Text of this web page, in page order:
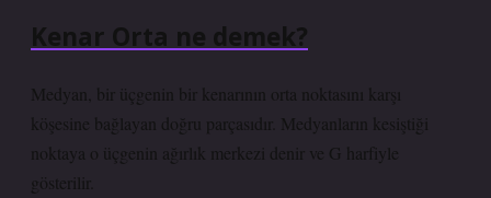
Kenar Orta ne demek?
Medyan, bir üçgenin bir kenarının orta noktasını karşı
köşesine bağlayan doğru parçasıdır. Medyanların kesiştiği
noktaya o üçgenin ağırlık merkezi denir ve G harfiyle
gösterilir.